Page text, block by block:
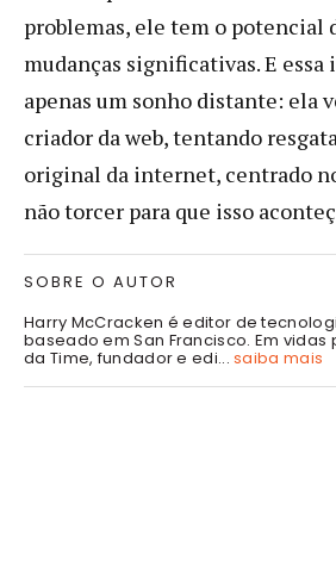
problemas, ele tem o potencial
mudanças significativas. E
apenas um sonho distante: ela
criador da web, tentando
original da internet, centrado
não torcer para que isso
SOBRE O AUTOR
Harry McCracken é editor de
baseado em San Francisco. Em
da Time, fundador e edi...saiba mais